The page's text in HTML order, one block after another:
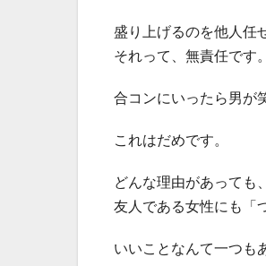
盛り上げるのを他人任
それって、無責任です。
合コンにいったら男が
これはだめです。
どんな理由があっても
友人である女性にも「
いいことなんて一つも